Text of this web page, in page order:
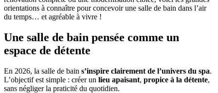
orientations à connaître pour concevoir une salle de bain dans l’air
du temps… et agréable à vivre !
Une salle de bain pensée comme un
espace de détente
En 2026, la salle de bain s’inspire clairement de l’univers du spa.
L’objectif est simple : créer un lieu apaisant, propice à la détente,
sans négliger la praticité du quotidien.